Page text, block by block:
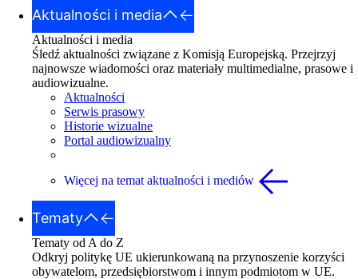
Aktualności i media
Aktualności i media
Śledź aktualności związane z Komisją Europejską. Przejrzyj
najnowsze wiadomości oraz materiały multimedialne, prasowe i
audiowizualne.
Aktualności
Serwis prasowy
Historie wizualne
Portal audiowizualny
Więcej na temat aktualności i mediów
Tematy
Tematy od A do Z
Odkryj politykę UE ukierunkowaną na przynoszenie korzyści
obywatelom, przedsiębiorstwom i innym podmiotom w UE.